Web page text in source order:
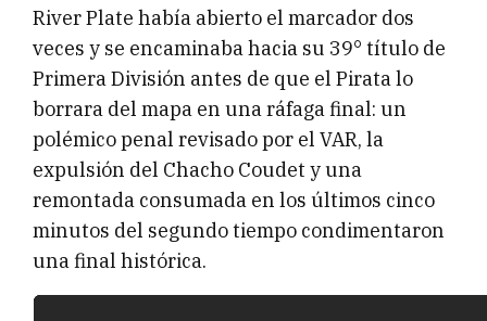
River Plate había abierto el marcador dos
veces y se encaminaba hacia su 39° título de
Primera División antes de que el Pirata lo
borrara del mapa en una ráfaga final: un
polémico penal revisado por el VAR, la
expulsión del Chacho Coudet y una
remontada consumada en los últimos cinco
minutos del segundo tiempo condimentaron
una final histórica.